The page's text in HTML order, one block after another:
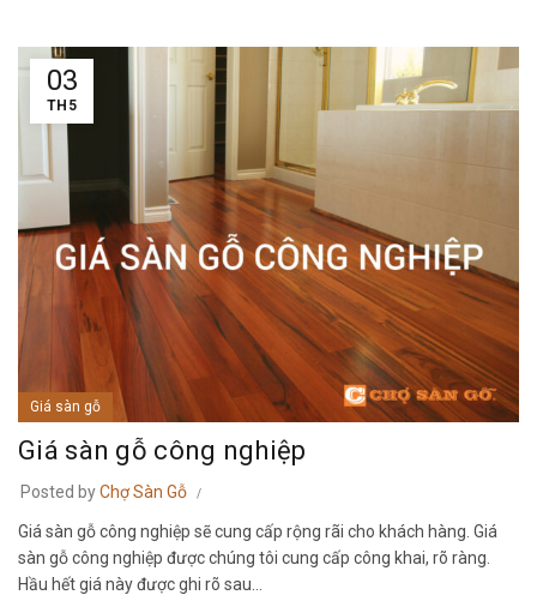
03
TH5
Giá sàn gỗ
Giá sàn gỗ công nghiệp
Posted byChợ Sàn Gỗ
Giá sàn gỗ công nghiệp sẽ cung cấp rộng rãi cho khách hàng. Giá
sàn gỗ công nghiệp được chúng tôi cung cấp công khai, rõ ràng.
Hầu hết giá này được ghi rõ sau...